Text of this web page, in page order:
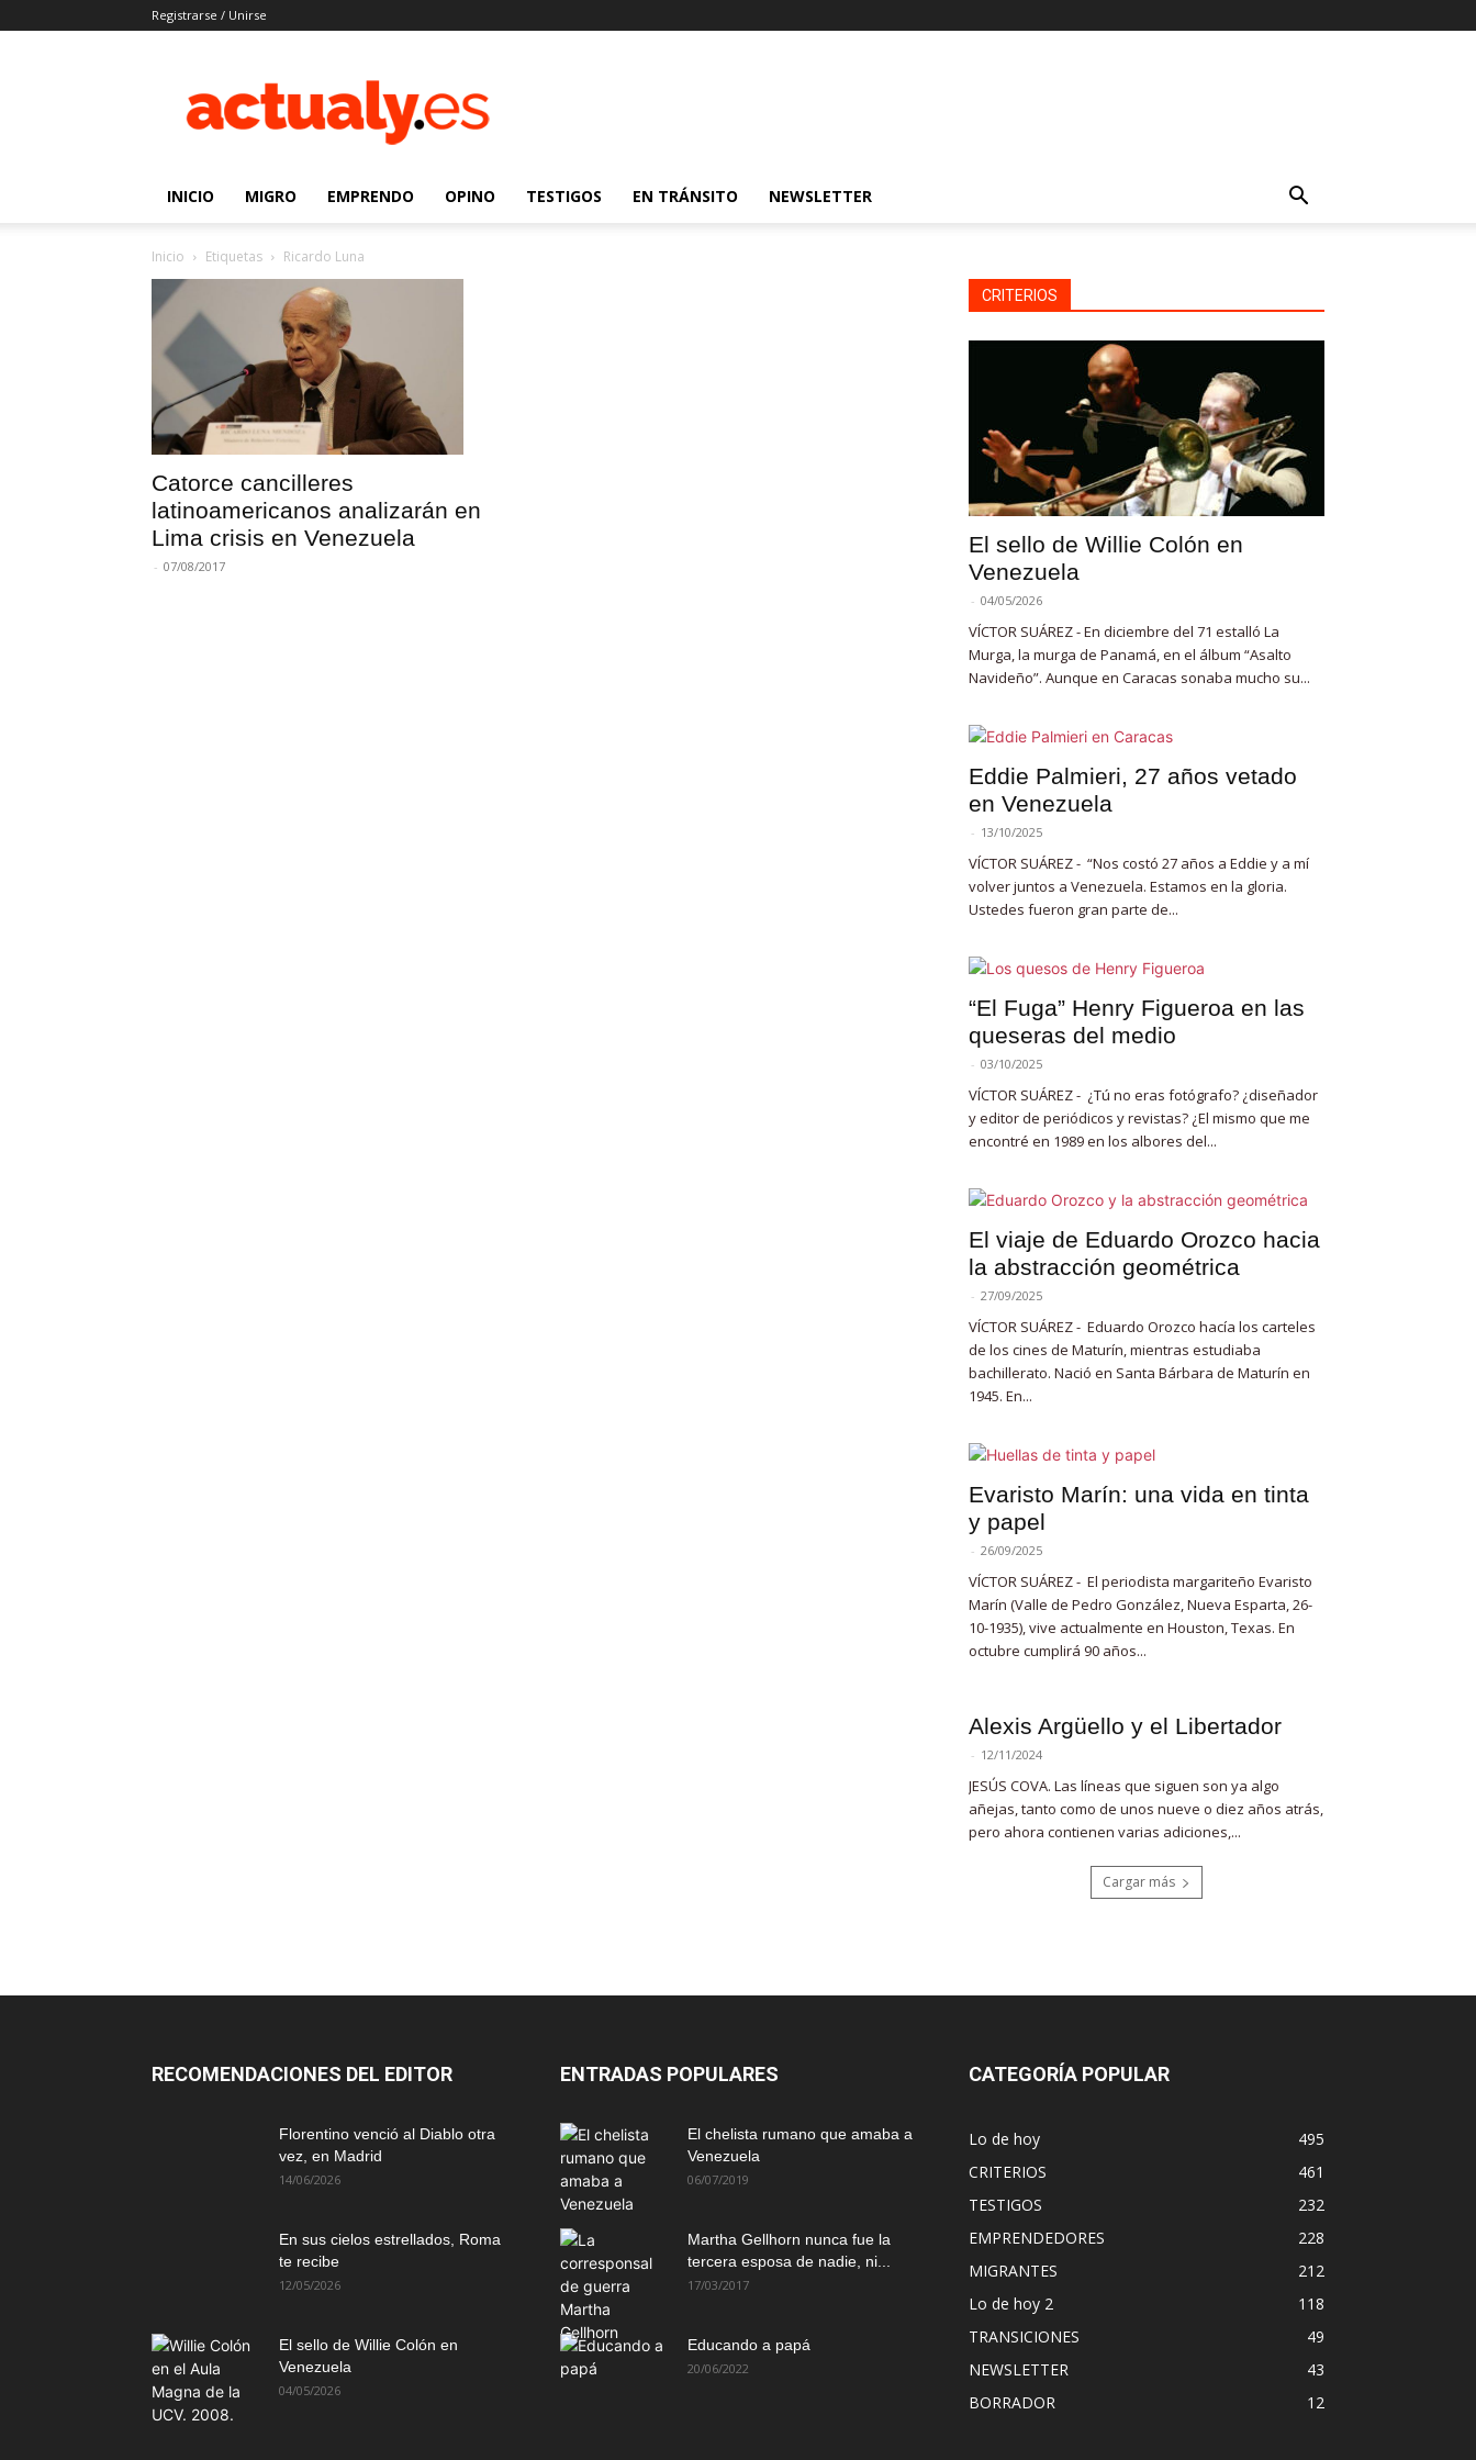
Registrarse / Unirse
|
Noticias
venezolanos
INICIO MIGRO EMPRENDO OPINO TESTIGOS EN TRÁNSITO NEWSLETTER
Inicio Etiquetas Ricardo Luna
Catorce cancilleres
latinoamericanos analizarán en
Lima crisis en Venezuela
- 07/08/2017
CRITERIOS
El sello de Willie Colón en
Venezuela
- 04/05/2026
VÍCTOR SUÁREZ - En diciembre del 71 estalló La
Murga, la murga de Panamá, en el álbum “Asalto
Navideño”. Aunque en Caracas sonaba mucho su...
Eddie Palmieri, 27 años vetado
en Venezuela
- 13/10/2025
VÍCTOR SUÁREZ - “Nos costó 27 años a Eddie y a mí
volver juntos a Venezuela. Estamos en la gloria.
Ustedes fueron gran parte de...
“El Fuga” Henry Figueroa en las
queseras del medio
- 03/10/2025
VÍCTOR SUÁREZ - ¿Tú no eras fotógrafo? ¿diseñador
y editor de periódicos y revistas? ¿El mismo que me
encontré en 1989 en los albores del...
El viaje de Eduardo Orozco hacia
la abstracción geométrica
- 27/09/2025
VÍCTOR SUÁREZ - Eduardo Orozco hacía los carteles
de los cines de Maturín, mientras estudiaba
bachillerato. Nació en Santa Bárbara de Maturín en
1945. En...
Evaristo Marín: una vida en tinta
y papel
- 26/09/2025
VÍCTOR SUÁREZ - El periodista margariteño Evaristo
Marín (Valle de Pedro González, Nueva Esparta, 26-
10-1935), vive actualmente en Houston, Texas. En
octubre cumplirá 90 años...
Alexis Argüello y el Libertador
- 12/11/2024
JESÚS COVA. Las líneas que siguen son ya algo
añejas, tanto como de unos nueve o diez años atrás,
pero ahora contienen varias adiciones,...
Cargar más
RECOMENDACIONES DEL EDITOR
Florentino venció al Diablo otra
vez, en Madrid
14/06/2026
En sus cielos estrellados, Roma
te recibe
12/05/2026
El sello de Willie Colón en
Venezuela
04/05/2026
ENTRADAS POPULARES
El chelista rumano que amaba a
Venezuela
06/07/2019
Martha Gellhorn nunca fue la
tercera esposa de nadie, ni...
17/03/2017
Educando a papá
20/06/2022
CATEGORÍA POPULAR
Lo de hoy
495
CRITERIOS
461
TESTIGOS
232
EMPRENDEDORES
228
MIGRANTES
212
Lo de hoy 2
118
TRANSICIONES
49
NEWSLETTER
43
BORRADOR
12